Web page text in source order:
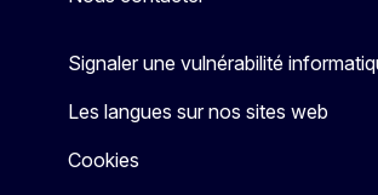
Signaler une vulnérabilité
Les langues sur nos sites web
Cookies